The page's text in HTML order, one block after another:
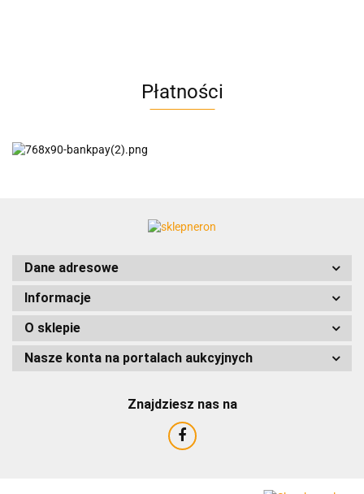
AC EasyLine
Płatności
Dane adresowe
Informacje
O sklepie
Nasze konta na portalach aukcyjnych
Znajdziesz nas na